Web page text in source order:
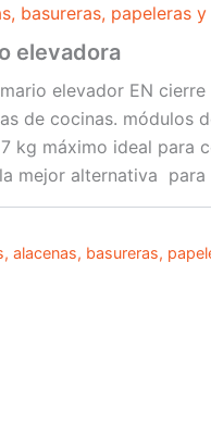
basureras, papeleras
elevadora
elevador EN
de cocinas. módulos
kg máximo ideal para
mejor alternativa para
alacenas, basureras,